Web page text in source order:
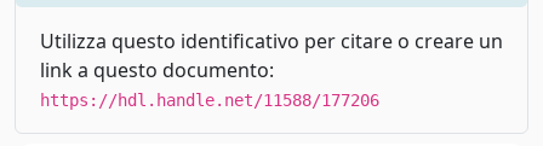
Utilizza questo identificativo per citare o creare un
link a questo documento:
https://hdl.handle.net/11588/177206